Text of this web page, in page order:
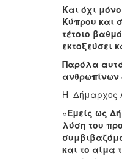
Και όχι
Κύπρου και
τέτοιο
εκτοξεύσει
Παρόλα
ανθρωπίνων
Η Δήμαρχος
«Εμείς ως
λύση του
και το αίμα